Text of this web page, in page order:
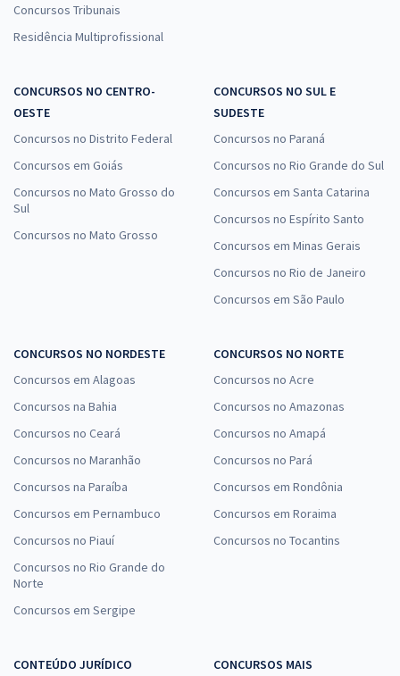
Concursos Tribunais
Residência Multiprofissional
CONCURSOS NO CENTRO-
OESTE
Concursos no Distrito Federal
Concursos em Goiás
Concursos no Mato Grosso do
Sul
Concursos no Mato Grosso
CONCURSOS NO SUL E
SUDESTE
Concursos no Paraná
Concursos no Rio Grande do Sul
Concursos em Santa Catarina
Concursos no Espírito Santo
Concursos em Minas Gerais
Concursos no Rio de Janeiro
Concursos em São Paulo
CONCURSOS NO NORDESTE
Concursos em Alagoas
Concursos na Bahia
Concursos no Ceará
Concursos no Maranhão
Concursos na Paraíba
Concursos em Pernambuco
Concursos no Piauí
Concursos no Rio Grande do
Norte
Concursos em Sergipe
CONCURSOS NO NORTE
Concursos no Acre
Concursos no Amazonas
Concursos no Amapá
Concursos no Pará
Concursos em Rondônia
Concursos em Roraima
Concursos no Tocantins
CONTEÚDO JURÍDICO
CONCURSOS MAIS